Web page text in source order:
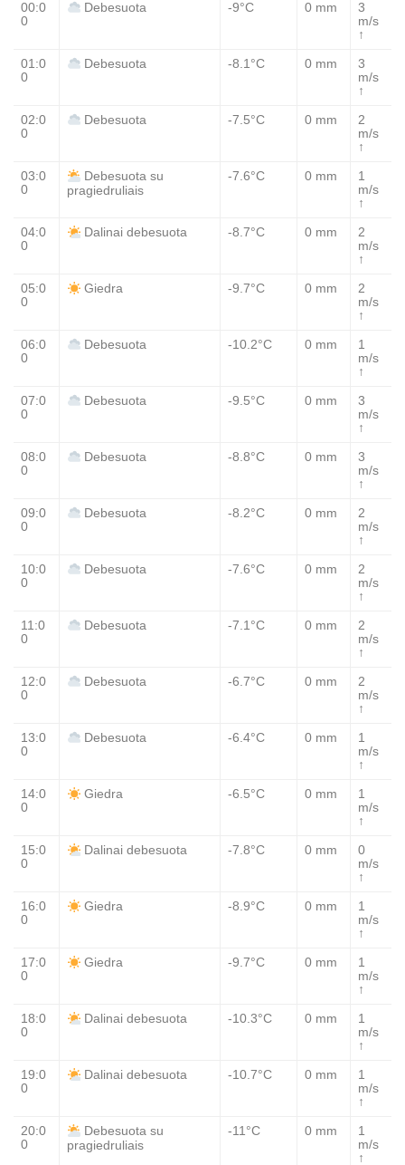
00:0
0
Debesuota -9°C 0 mm
3
m/s
↑
01:0
0
Debesuota -8.1°C 0 mm
3
m/s
↑
02:0
0
Debesuota -7.5°C 0 mm
2
m/s
↑
03:0
0
Debesuota su
pragiedruliais
-7.6°C 0 mm
1
m/s
↑
04:0
0
Dalinai debesuota -8.7°C 0 mm
2
m/s
↑
05:0
0
Giedra -9.7°C 0 mm
2
m/s
↑
06:0
0
Debesuota -10.2°C 0 mm
1
m/s
↑
07:0
0
Debesuota -9.5°C 0 mm
3
m/s
↑
08:0
0
Debesuota -8.8°C 0 mm
3
m/s
↑
09:0
0
Debesuota -8.2°C 0 mm
2
m/s
↑
10:0
0
Debesuota -7.6°C 0 mm
2
m/s
↑
11:0
0
Debesuota -7.1°C 0 mm
2
m/s
↑
12:0
0
Debesuota -6.7°C 0 mm
2
m/s
↑
13:0
0
Debesuota -6.4°C 0 mm
1
m/s
↑
14:0
0
Giedra -6.5°C 0 mm
1
m/s
↑
15:0
0
Dalinai debesuota -7.8°C 0 mm
0
m/s
↑
16:0
0
Giedra -8.9°C 0 mm
1
m/s
↑
17:0
0
Giedra -9.7°C 0 mm
1
m/s
↑
18:0
0
Dalinai debesuota -10.3°C 0 mm
1
m/s
↑
19:0
0
Dalinai debesuota -10.7°C 0 mm
1
m/s
↑
20:0
0
Debesuota su
pragiedruliais
-11°C 0 mm
1
m/s
↑